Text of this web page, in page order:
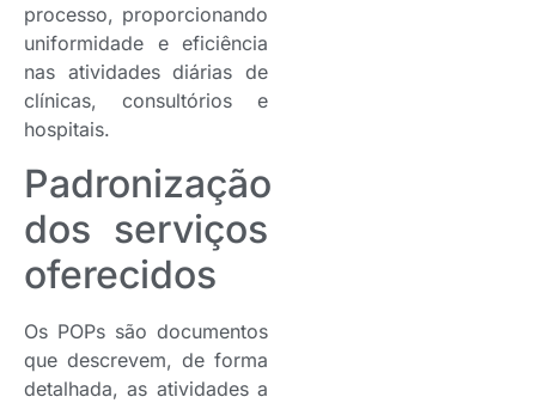
processo, proporcionando
uniformidade e eficiência
nas atividades diárias de
clínicas, consultórios e
hospitais.
Padronização
dos serviços
oferecidos
Os POPs são documentos
que descrevem, de forma
detalhada, as atividades a